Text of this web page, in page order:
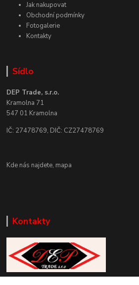
Jak nakupovat
Obchodní podmínky
Fotogalerie
Kontakty
Sídlo
DEP Trade, s.r.o.
Kramolna 71
547 01 Kramolna
IČ: 27478769, DIČ: CZ27478769
Kde nás najdete, mapa
Kontakty